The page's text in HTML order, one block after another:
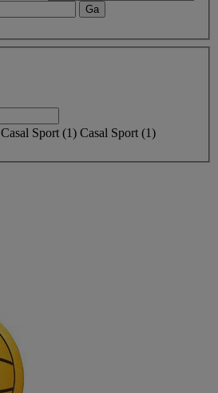
Casal Sport (1) Casal Sport (1)